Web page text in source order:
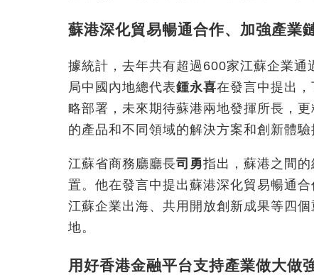
蘇港深化貿易暢通合作、加強產業
據統計，去年共有超過600家江蘇企業
局中國內地總代表鍾永喜在發言中提出
略部署，未來期待蘇港兩地發揮所長，
的產品和不同領域的解決方案和創新體驗
江蘇省商務廳廳長司勇指出，蘇港之間
置。他在發言中提出蘇港深化貿易暢通
江蘇企業出海、共用開放創新成果等四
地。
用好香港金融平台支持產業做大